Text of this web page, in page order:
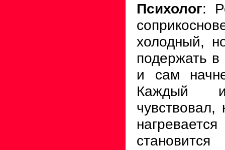
Психолог:
холодный,
подержать в
и сам
Каждый